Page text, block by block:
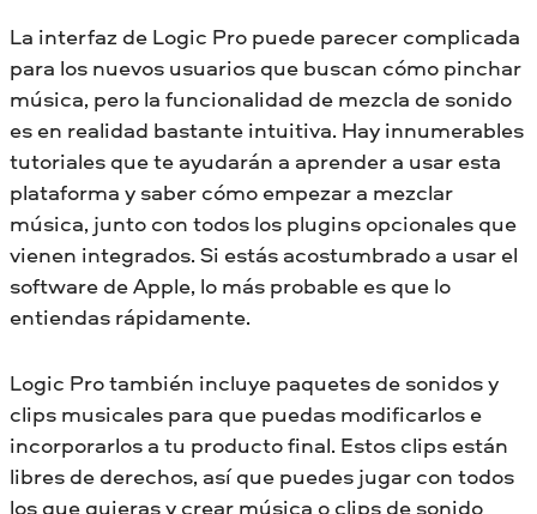
La interfaz de Logic Pro puede parecer complicada
para los nuevos usuarios que buscan cómo pinchar
música, pero la funcionalidad de mezcla de sonido
es en realidad bastante intuitiva. Hay innumerables
tutoriales que te ayudarán a aprender a usar esta
plataforma y saber cómo empezar a mezclar
música, junto con todos los plugins opcionales que
vienen integrados. Si estás acostumbrado a usar el
software de Apple, lo más probable es que lo
entiendas rápidamente.
Logic Pro también incluye paquetes de sonidos y
clips musicales para que puedas modificarlos e
incorporarlos a tu producto final. Estos clips están
libres de derechos, así que puedes jugar con todos
los que quieras y crear música o clips de sonido